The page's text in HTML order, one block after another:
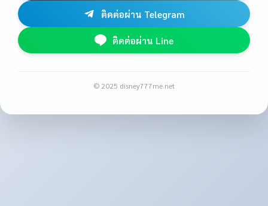
ติดต่อผ่าน Telegram
ติดต่อผ่าน Line
© 2025 disney777me.net